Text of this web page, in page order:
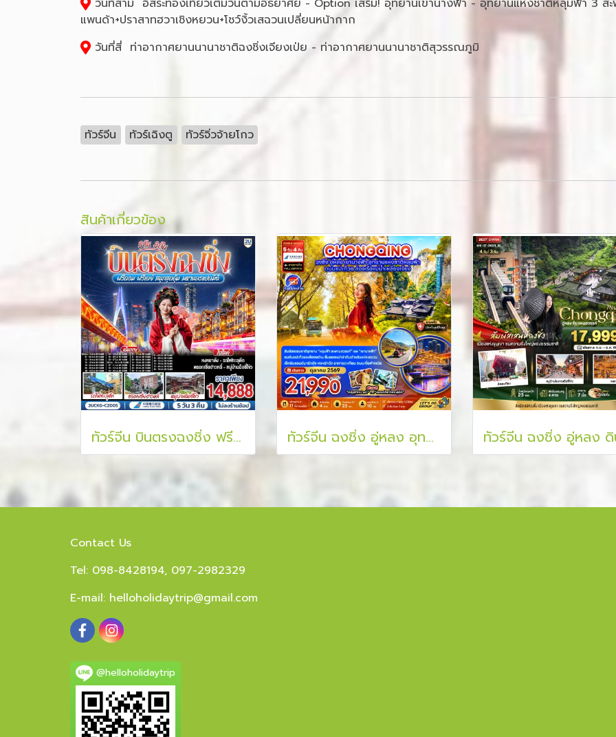
แพนด้า+ปราสาทฮวาเชิงหยวน+โชว์งิ้วเสฉวนเปลี่ยนหน้ากาก
วันที่สี่ ท่าอากาศยานนานาชาติฉงชิ่งเจียงเป่ย - ท่าอากาศยานนานาชาติสุวรรณภูมิ
ทัวร์จีน ทัวร์เฉิงตู ทัวร์จิ่วจ้ายโกว
สินค้าเกี่ยวข้อง
ทัวร์จีน บินตรงฉงชิ่ง ฟรีดอม ฟรีเดย์ สนุกสุดคุ้ม มหานครแปดมิติ 5 วัน 3 คืน ทัวร์จีน ฉงชิ่ง อู่หลง อุทยานแห่งชาติหลุมฟ้า ล่องเรือแม่น้ำเหลี่ยงเจียง 5 วัน 4 คืน
Contact Us
Tel: 098-8428194, 097-2982329
E-mail: helloholidaytrip@gmail.com
@helloholidaytrip